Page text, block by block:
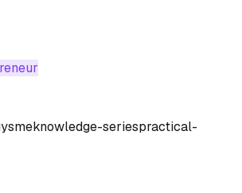
smeknowledge-seriespractical-